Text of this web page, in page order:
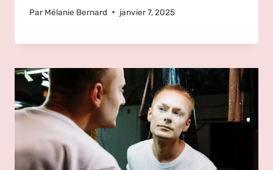
Par Mélanie Bernard janvier 7, 2025